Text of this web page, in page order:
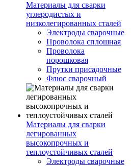
Материалы для сварки
углеродистых и
низколегированных сталей
Электроды сварочные
Проволока сплошная
Проволока
порошковая
Прутки присадочные
Флюс сварочный
Материалы для сварки
легированных
высокопрочных и
теплоустойчивых сталей
Электроды сварочные